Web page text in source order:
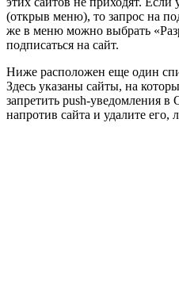
(открыв меню), то запрос на
же в меню можно выбрать
подписаться на сайт.
Ниже расположен еще один
Здесь указаны сайты, на
запретить push-уведомления
напротив сайта и удалите его,